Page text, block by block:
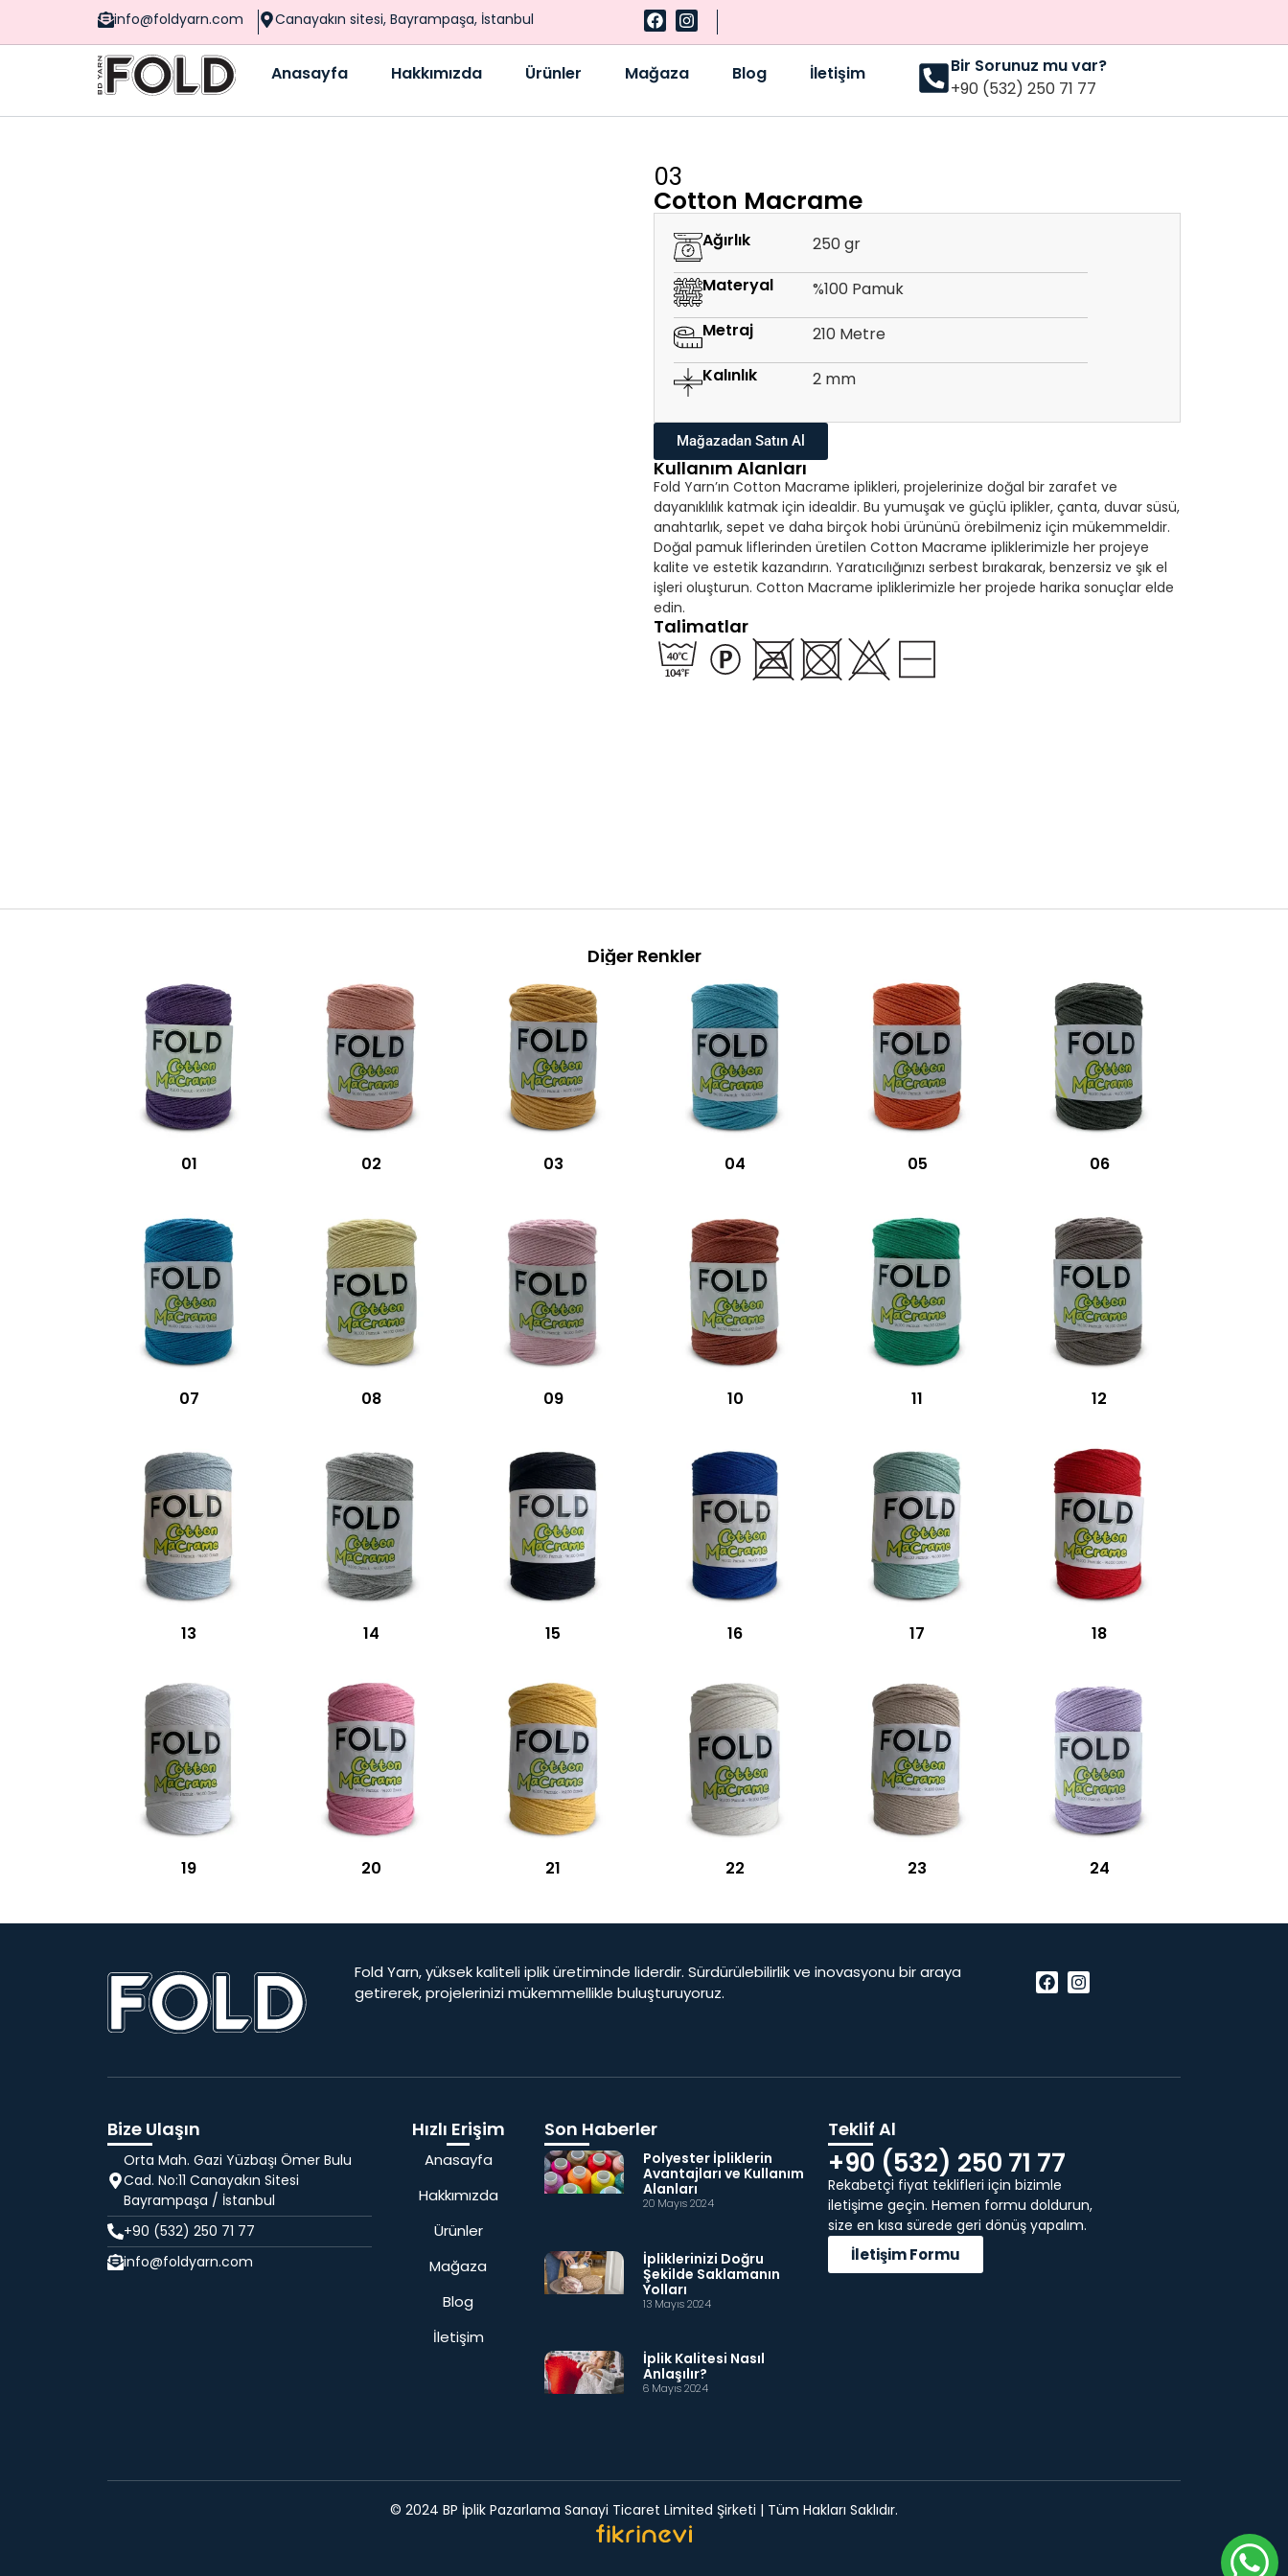
info@foldyarn.com Canayakın sitesi, Bayrampaşa, İstanbul
Anasayfa Hakkımızda Ürünler Mağaza Blog İletişim
Bir Sorunuz mu var?
+90 (532) 250 71 77
03
Cotton Macrame
Ağırlık
250 gr
Materyal
%100 Pamuk
Metraj
210 Metre
Kalınlık
2 mm
Mağazadan Satın Al
Kullanım Alanları
Fold Yarn’ın Cotton Macrame iplikleri, projelerinize doğal bir zarafet ve
dayanıklılık katmak için idealdir. Bu yumuşak ve güçlü iplikler, çanta, duvar süsü,
anahtarlık, sepet ve daha birçok hobi ürününü örebilmeniz için mükemmeldir.
Doğal pamuk liflerinden üretilen Cotton Macrame ipliklerimizle her projeye
kalite ve estetik kazandırın. Yaratıcılığınızı serbest bırakarak, benzersiz ve şık el
işleri oluşturun. Cotton Macrame ipliklerimizle her projede harika sonuçlar elde
edin.
Talimatlar
Diğer Renkler
01 02 03 04 05 06
07 08 09 10 11 12
13 14 15 16 17 18
19 20 21 22 23 24
Fold Yarn, yüksek kaliteli iplik üretiminde liderdir. Sürdürülebilirlik ve inovasyonu bir araya
getirerek, projelerinizi mükemmellikle buluşturuyoruz.
Bize Ulaşın
Orta Mah. Gazi Yüzbaşı Ömer Bulu
Cad. No:11 Canayakın Sitesi
Bayrampaşa / İstanbul
+90 (532) 250 71 77
info@foldyarn.com
Hızlı Erişim
Anasayfa
Hakkımızda
Ürünler
Mağaza
Blog
İletişim
Son Haberler
Polyester İpliklerin
Avantajları ve Kullanım
Alanları
20 Mayıs 2024
İpliklerinizi Doğru
Şekilde Saklamanın
Yolları
13 Mayıs 2024
İplik Kalitesi Nasıl
Anlaşılır?
6 Mayıs 2024
Teklif Al
+90 (532) 250 71 77
Rekabetçi fiyat teklifleri için bizimle
iletişime geçin. Hemen formu doldurun,
size en kısa sürede geri dönüş yapalım.
İletişim Formu
© 2024 BP İplik Pazarlama Sanayi Ticaret Limited Şirketi | Tüm Hakları Saklıdır.